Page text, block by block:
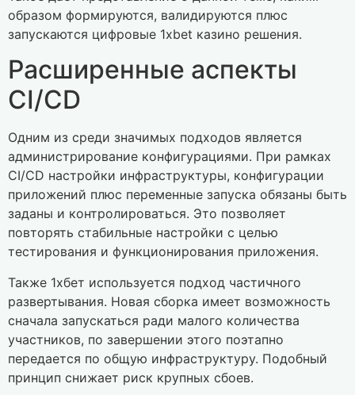
образом формируются, валидируются плюс
запускаются цифровые 1xbet казино решения.
Расширенные аспекты
CI/CD
Одним из среди значимых подходов является
администрирование конфигурациями. При рамках
CI/CD настройки инфраструктуры, конфигурации
приложений плюс переменные запуска обязаны быть
заданы и контролироваться. Это позволяет
повторять стабильные настройки с целью
тестирования и функционирования приложения.
Также 1хбет используется подход частичного
развертывания. Новая сборка имеет возможность
сначала запускаться ради малого количества
участников, по завершении этого поэтапно
передается по общую инфраструктуру. Подобный
принцип снижает риск крупных сбоев.